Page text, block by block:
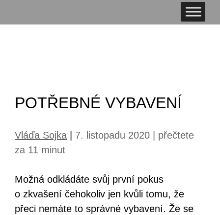
POTŘEBNÉ VYBAVENÍ
Vláďa Sojka
7. listopadu 2020 | přečtete
za 11 minut
Možná odkládáte svůj první pokus
o zkvašení čehokoliv jen kvůli tomu, že
přeci nemáte to správné vybavení. Že se